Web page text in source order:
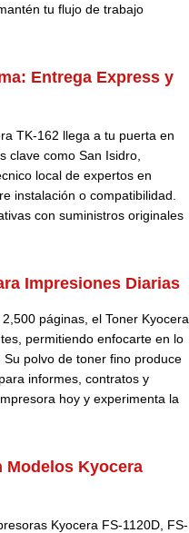
tu flujo de trabajo
Entrega Express y
TK-162 llega a tu puerta en
clave como San Isidro,
local de expertos en
instalación o compatibilidad.
con suministros originales
Impresiones Diarias
páginas, el Toner Kyocera
permitiendo enfocarte en lo
polvo de toner fino produce
informes, contratos y
hoy y experimenta la
Modelos Kyocera
Kyocera FS-1120D, FS-